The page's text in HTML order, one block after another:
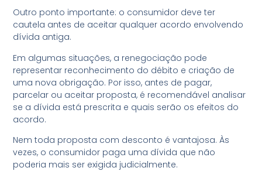
Outro ponto importante: o consumidor deve ter
cautela antes de aceitar qualquer acordo envolvendo
dívida antiga.
Em algumas situações, a renegociação pode
representar reconhecimento do débito e criação de
uma nova obrigação. Por isso, antes de pagar,
parcelar ou aceitar proposta, é recomendável analisar
se a dívida está prescrita e quais serão os efeitos do
acordo.
Nem toda proposta com desconto é vantajosa. Às
vezes, o consumidor paga uma dívida que não
poderia mais ser exigida judicialmente.